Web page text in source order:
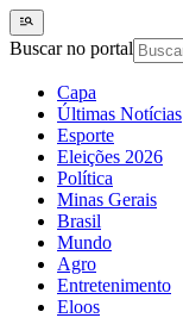
Buscar no portal
Capa
Últimas Notícias
Esporte
Eleições 2026
Política
Minas Gerais
Brasil
Mundo
Agro
Entretenimento
Eloos